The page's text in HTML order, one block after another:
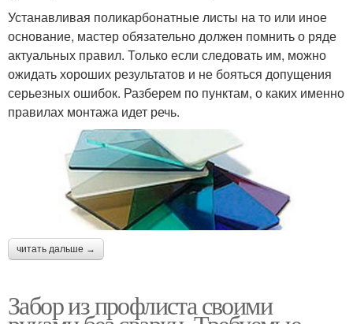
Устанавливая поликарбонатные листы на то или иное
основание, мастер обязательно должен помнить о ряде
актуальных правил. Только если следовать им, можно
ожидать хороших результатов и не бояться допущения
серьезных ошибок. Разберем по пунктам, о каких именно
правилах монтажа идет речь.
читать дальше →
Забор из профлиста своими